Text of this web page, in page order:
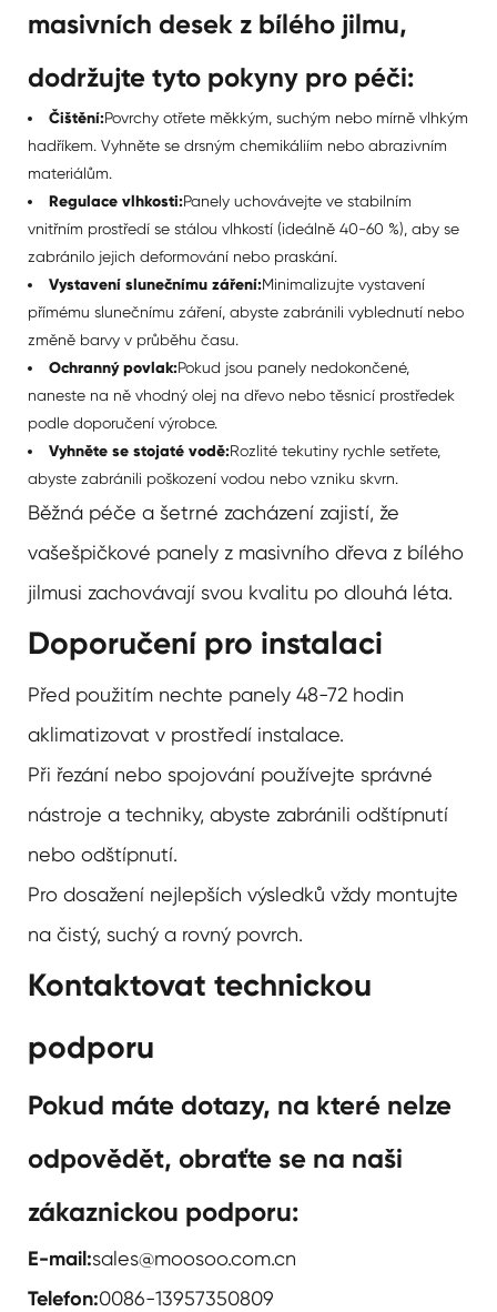
masivních desek z bílého jilmu,
dodržujte tyto pokyny pro péči:
Čištění:Povrchy otřete měkkým, suchým nebo mírně vlhkým
hadříkem. Vyhněte se drsným chemikáliím nebo abrazivním
materiálům.
Regulace vlhkosti:Panely uchovávejte ve stabilním
vnitřním prostředí se stálou vlhkostí (ideálně 40-60 %), aby se
zabránilo jejich deformování nebo praskání.
Vystavení slunečnímu záření:Minimalizujte vystavení
přímému slunečnímu záření, abyste zabránili vyblednutí nebo
změně barvy v průběhu času.
Ochranný povlak:Pokud jsou panely nedokončené,
naneste na ně vhodný olej na dřevo nebo těsnicí prostředek
podle doporučení výrobce.
Vyhněte se stojaté vodě:Rozlité tekutiny rychle setřete,
abyste zabránili poškození vodou nebo vzniku skvrn.
Běžná péče a šetrné zacházení zajistí, že
vašešpičkové panely z masivního dřeva z bílého
jilmusi zachovávají svou kvalitu po dlouhá léta.
Doporučení pro instalaci
Před použitím nechte panely 48-72 hodin
aklimatizovat v prostředí instalace.
Při řezání nebo spojování používejte správné
nástroje a techniky, abyste zabránili odštípnutí
nebo odštípnutí.
Pro dosažení nejlepších výsledků vždy montujte
na čistý, suchý a rovný povrch.
Kontaktovat technickou
podporu
Pokud máte dotazy, na které nelze
odpovědět, obraťte se na naši
zákaznickou podporu:
E-mail:sales@moosoo.com.cn
Telefon:0086-13957350809